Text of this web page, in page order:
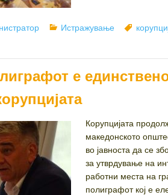
Categories
Истражување Tags
е
Корупцијата
македонското
во јавноста да се
за утврдување на
работни места на
полиграфот кој е